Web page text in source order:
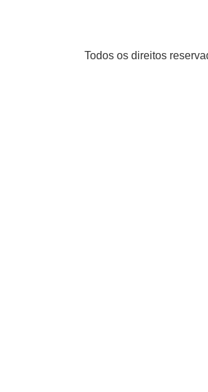
Todos os direitos